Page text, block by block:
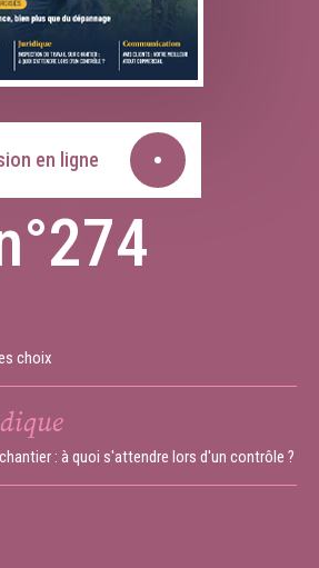
en ligne
choix
: à quoi s'attendre lors d'un contrôle ?